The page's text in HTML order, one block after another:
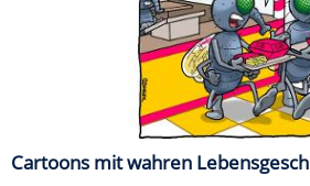
Cartoons mit wahren